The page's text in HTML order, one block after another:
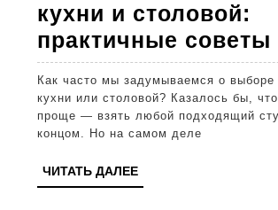
кухни и столовой:
практичные советы
Как часто мы задумываемся о выборе стульев для
кухни или столовой? Казалось бы,
проще — взять любой подходящий
концом. Но на самом деле
ЧИТАТЬ ДАЛЕЕЧИТАТЬ
ДАЛЕЕ